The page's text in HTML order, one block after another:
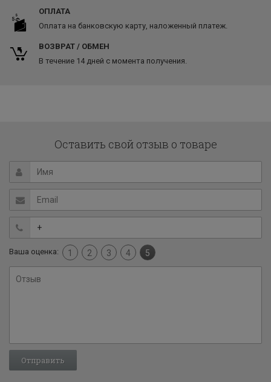
ОПЛАТА
Оплата на банковскую карту, наложенный платеж.
ВОЗВРАТ / ОБМЕН
В течение 14 дней с момента получения.
Оставить свой отзыв о товаре
Ваша оценка: 1 2 3 4 5